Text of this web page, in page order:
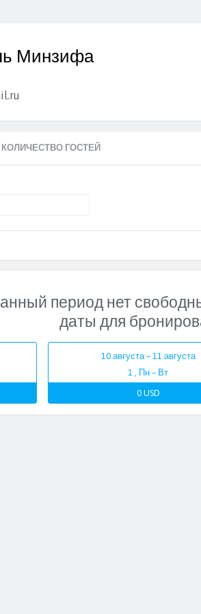
Минзифа
ГОСТЕЙ
период нет
даты для
10 августа – 11 августа
1 , Пн – Вт
0 USD